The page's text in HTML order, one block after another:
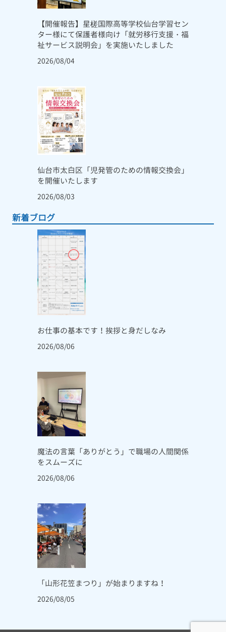
【開催報告】星槎国際高等学校仙台学習セン
ター様にて保護者様向け「就労移行支援・福
祉サービス説明会」を実施いたしました
2026/08/04
仙台市太白区「児発管のための情報交換会」
を開催いたします
2026/08/03
新着ブログ
お仕事の基本です！挨拶と身だしなみ
2026/08/06
魔法の言葉「ありがとう」で職場の人間関係
をスムーズに
2026/08/06
「山形花笠まつり」が始まりますね！
2026/08/05